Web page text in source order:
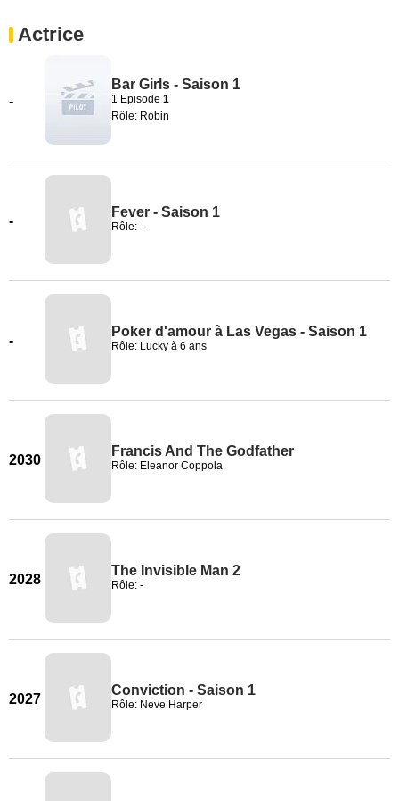
Actrice
-
Bar Girls - Saison 1
1 Episode 1
Rôle: Robin
-
Fever - Saison 1
Rôle: -
-
Poker d'amour à Las Vegas - Saison 1
Rôle: Lucky à 6 ans
2030
Francis And The Godfather
Rôle: Eleanor Coppola
2028
The Invisible Man 2
Rôle: -
2027
Conviction - Saison 1
Rôle: Neve Harper